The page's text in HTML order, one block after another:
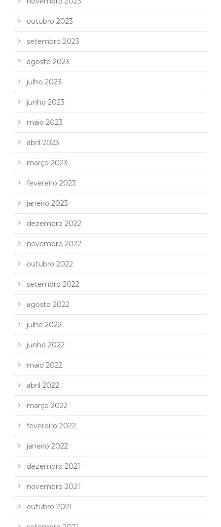
outubro 2023
setembro 2023
agosto 2023
julho 2023
junho 2023
maio 2023
abril 2023
março 2023
fevereiro 2023
janeiro 2023
dezembro 2022
novembro 2022
outubro 2022
setembro 2022
agosto 2022
julho 2022
junho 2022
maio 2022
abril 2022
março 2022
fevereiro 2022
janeiro 2022
dezembro 2021
novembro 2021
outubro 2021